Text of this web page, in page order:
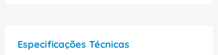
Especificações Técnicas